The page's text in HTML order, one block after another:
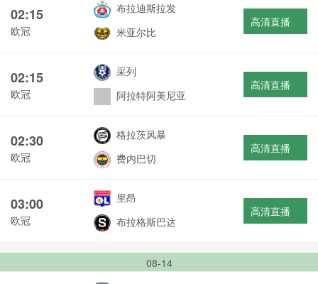
02:15
欧冠
布拉迪斯拉发
米亚尔比
高清直播
02:15
欧冠
采列
阿拉特阿美尼亚
高清直播
02:30
欧冠
格拉茨风暴
费内巴切
高清直播
03:00
欧冠
里昂
布拉格斯巴达
高清直播
08-14